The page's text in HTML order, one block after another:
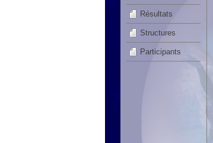
Résultats
Structures
Participants